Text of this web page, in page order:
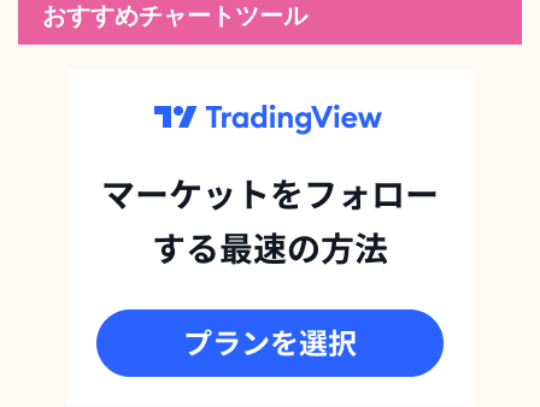
おすすめチャートツール